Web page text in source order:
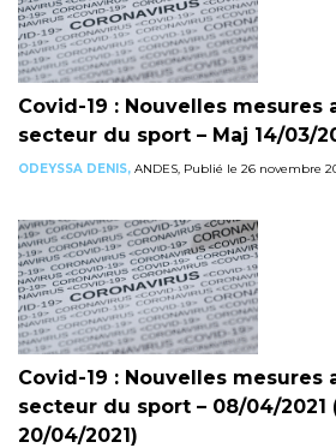
Covid-19 : Nouvelles mesures
secteur du sport – Maj 14/03/
ODEYSSA DENIS, ANDES, Publié le 26 novembre
Covid-19 : Nouvelles mesures
secteur du sport – 08/04/2021
20/04/2021)